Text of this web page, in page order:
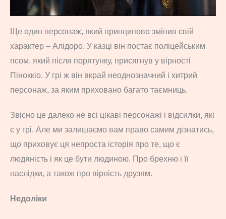
Ще один персонаж, який принципово змінив свій
характер – Алідоро. У казці він постає поліцейським
псом, який після порятунку, присягнув у вірності
Піноккіо. У грі ж він вкрай неоднозначний і хитрий
персонаж, за яким приховано багато таємниць.
Звісно це далеко не всі цікаві персонажі і відсилки, які
є у грі. Але ми залишаємо вам право самим дізнатись,
що приховує ця непроста історія про те, що є
людяність і як це бути людиною. Про брехню і її
наслідки, а також про вірність друзям.
Недоліки